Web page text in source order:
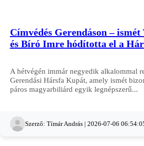
Címvédés Gerendáson –
és Bíró Imre hódította el a
A hétvégén immár negyedik alkalommal
Gerendási Hársfa Kupát, amely ismét
páros magyarbiliárd egyik legnépszerű...
Szerző: Tímár András | 2026-07-06